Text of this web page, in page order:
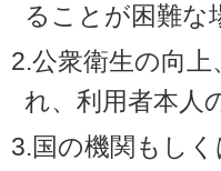
ることが困難な
2.公衆衛生の向
れ、利用者本人
3.国の機関もし